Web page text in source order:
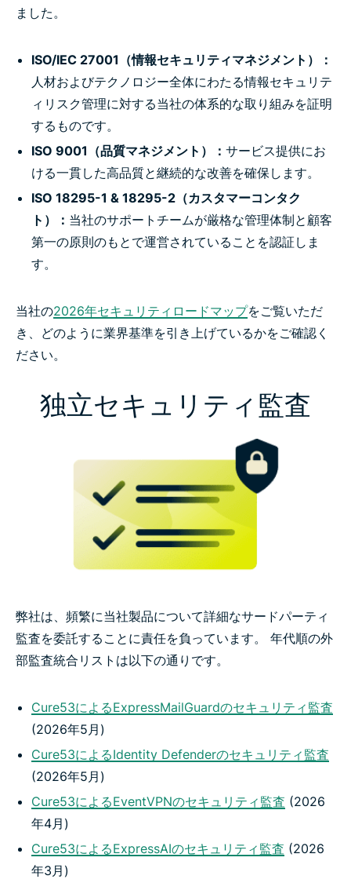
ました。
ISO/IEC 27001（情報セキュリティマネジメント）：
人材およびテクノロジー全体にわたる情報セキュリテ
ィリスク管理に対する当社の体系的な取り組みを証明
するものです。
ISO 9001（品質マネジメント）： サービス提供にお
ける一貫した高品質と継続的な改善を確保します。
ISO 18295-1 & 18295-2（カスタマーコンタク
ト）： 当社のサポートチームが厳格な管理体制と顧客
第一の原則のもとで運営されていることを認証しま
す。
当社の2026年セキュリティロードマップをご覧いただ
き、どのように業界基準を引き上げているかをご確認く
ださい。
独立セキュリティ監査
弊社は、頻繁に当社製品について詳細なサードパーティ
監査を委託することに責任を負っています。 年代順の外
部監査統合リストは以下の通りです。
Cure53によるExpressMailGuardのセキュリティ監査
(2026年5月)
Cure53によるIdentity Defenderのセキュリティ監査
(2026年5月)
Cure53によるEventVPNのセキュリティ監査 (2026
年4月)
Cure53によるExpressAIのセキュリティ監査 (2026
年3月)